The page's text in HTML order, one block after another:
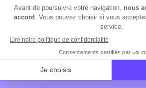
BMW MONTÉLIMAR
BMW VALENCE
BMW ALBI
BMW RODEZ
BMW AURILLAC